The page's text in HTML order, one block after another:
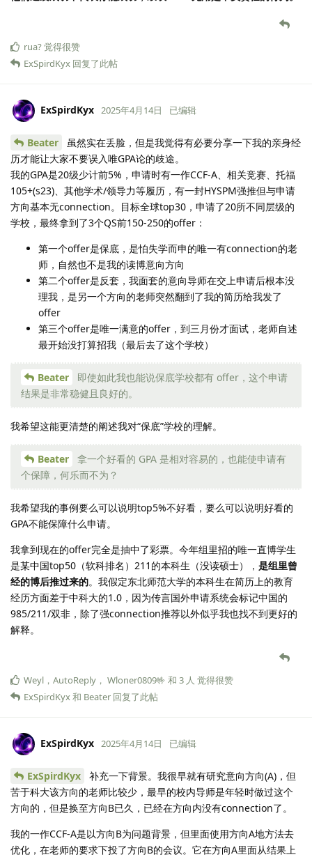
rua?觉得很赞
ExSpirdKyx 回复了此帖
ExSpirdKyx 2025年4月14日 已编辑
Beater
虽然实在丢脸，但是我觉得有必要分享一下我的亲身经
历才能让大家不要误入唯GPA论的歧途。
我的GPA是20级少计前5%，申请时有一作CCF-A、相关竞赛、托福
105+(s23)、其他学术/领导力等履历，有一封HYSPM强推但与申请
方向基本无connection。目标全球top30，申请了20所不同层级的
学校，最终拿到了3个QS前150-250的offer：
第一个offer是保底，是怕失学而申的唯一有connection的老
师，自然也不是我的读博意向方向
第二个offer是反套，我面套的意向导师在交上申请后根本没
理我，是另一个方向的老师突然翻到了我的简历给我发了
offer
第三个offer是唯一满意的offer，到三月份才面试，老师自述
最开始没打算招我（最后去了这个学校）
Beater
即使如此我也能说保底学校都有 offer，这个申请
结果是非常稳健且良好的。
我希望这能更清楚的阐述我对“保底”学校的理解。
Beater
拿一个好看的 GPA 是相对容易的，也能使申请有
个保障，何乐而不为？
我希望我的事例要么可以说明top5%不好看，要么可以说明好看的
GPA不能保障什么申请。
我拿到现在的offer完全是抽中了彩票。今年组里招的唯一直博学生
是某中国top50（软科排名）211的本科生（没读硕士）， 是组里曾
经的博后推过来的。我假定东北师范大学的本科生在简历上的教育
经历方面差于中科大的1.0，因为传言国外申请系统会标记中国的
985/211/双非，除了强connection推荐以外似乎我也找不到更好的
解释。
Weyl ， AutoReply ， Wloner0809🤟 和 3 人 觉得很赞
ExSpirdKyx和 Beater 回复了此帖
ExSpirdKyx 2025年4月14日 已编辑
ExSpirdKyx
补充一下背景。我很早就有研究意向方向(A)，但
苦于科大该方向的老师比较少，最早的校内导师是年轻时做过这个
方向的，但是换至方向B已久，已经在方向内没有connection了。
我的一作CCF-A是以方向B为问题背景，但里面使用方向A地方法去
优化，在老师的要求下投了方向B的会议。它在方向A里面从结果上